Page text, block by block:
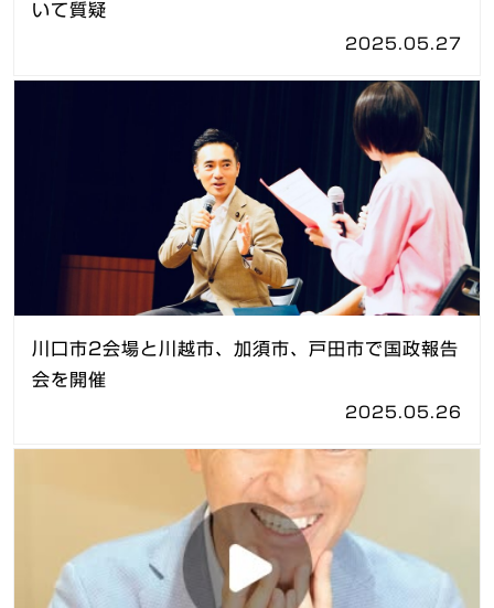
いて質疑
2025.05.27
川口市2会場と川越市、加須市、戸田市で国政報告
会を開催
2025.05.26